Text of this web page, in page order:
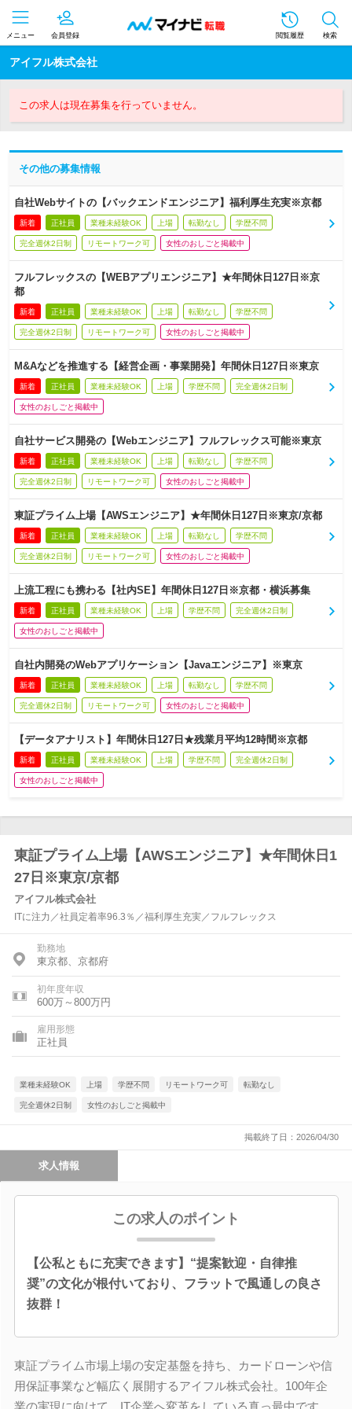
メニュー 会員登録 閲覧履歴 検索
アイフル株式会社
この求人は現在募集を行っていません。
その他の募集情報
自社Webサイトの【バックエンドエンジニア】福利厚生充実※京都
新着 正社員 業種未経験OK 上場 転勤なし 学歴不問
完全週休2日制 リモートワーク可 女性のおしごと掲載中
フルフレックスの【WEBアプリエンジニア】★年間休日127日※京
都
新着 正社員 業種未経験OK 上場 転勤なし 学歴不問
完全週休2日制 リモートワーク可 女性のおしごと掲載中
M&Aなどを推進する【経営企画・事業開発】年間休日127日※東京
新着 正社員 業種未経験OK 上場 学歴不問 完全週休2日制
女性のおしごと掲載中
自社サービス開発の【Webエンジニア】フルフレックス可能※東京
新着 正社員 業種未経験OK 上場 転勤なし 学歴不問
完全週休2日制 リモートワーク可 女性のおしごと掲載中
東証プライム上場【AWSエンジニア】★年間休日127日※東京/京都
新着 正社員 業種未経験OK 上場 転勤なし 学歴不問
完全週休2日制 リモートワーク可 女性のおしごと掲載中
上流工程にも携わる【社内SE】年間休日127日※京都・横浜募集
新着 正社員 業種未経験OK 上場 学歴不問 完全週休2日制
女性のおしごと掲載中
自社内開発のWebアプリケーション【Javaエンジニア】※東京
新着 正社員 業種未経験OK 上場 転勤なし 学歴不問
完全週休2日制 リモートワーク可 女性のおしごと掲載中
【データアナリスト】年間休日127日★残業月平均12時間※京都
新着 正社員 業種未経験OK 上場 学歴不問 完全週休2日制
女性のおしごと掲載中
東証プライム上場【AWSエンジニア】★年間休日1
27日※東京/京都
アイフル株式会社
ITに注力／社員定着率96.3％／福利厚生充実／フルフレックス
勤務地
東京都、京都府
初年度年収
600万～800万円
雇用形態
正社員
業種未経験OK 上場 学歴不問 リモートワーク可 転勤なし
完全週休2日制 女性のおしごと掲載中
掲載終了日：2026/04/30
求人情報
この求人のポイント
【公私ともに充実できます】“提案歓迎・自律推
奨”の文化が根付いており、フラットで風通しの良さ
抜群！
東証プライム市場上場の安定基盤を持ち、カードローンや信
用保証事業など幅広く展開するアイフル株式会社。100年企
業の実現に向けて、IT企業へ変革をしている真っ最中です。